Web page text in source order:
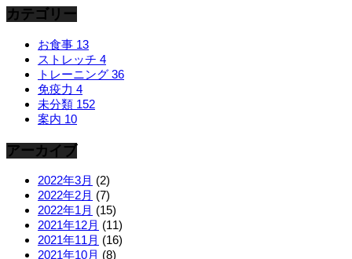
カテゴリー
お食事 13
ストレッチ 4
トレーニング 36
免疫力 4
未分類 152
案内 10
アーカイブ
2022年3月 (2)
2022年2月 (7)
2022年1月 (15)
2021年12月 (11)
2021年11月 (16)
2021年10月 (8)